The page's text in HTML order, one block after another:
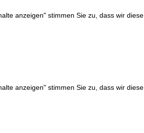
anzeigen" stimmen Sie zu, dass wir
anzeigen" stimmen Sie zu, dass wir